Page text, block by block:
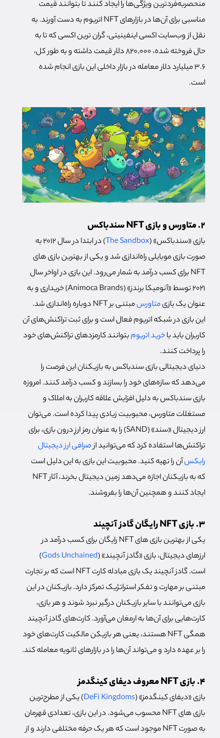
منحصر‌به‌فردترین ویژگی‌ها را ایجاد کنند تا بتوانند قیمت
مناسبی برای آ‌ن‌ها در بازارهای NFT اتریوم به دست آورند. به
نقل از وب‌‌سایت اکسی اینفینیتی، گران ترین اکسی که تا به
حال فروخته شده، 820,000 دلار قیمت داشته و به طور کل،
3.6 میلیارد دلار معامله در بازار داخلی این بازی انجام شده
است.
2. متاورس و بازی NFT سندباکس
بازی «سندباکس» (The Sandbox
) در ابتدا در سال 2012 به
صورت بازی موبایلی راه‌اندازی شد و یکی از بهترین بازی های
NFT برای کسب درآمد به شمار می‌رود. این بازی در اواخر سال
2021 توسط «آنومیکا برندز» (Animoca Brands) خریداری و به
عنوان یک بازیمتاورس
مبتنی بر NFT دوباره راه‌اندازی شد.
این بازی در شبکه اتریوم فعال است و برای ثبت تراکنش‌های آن
کاربران باید باخرید اتریوم بتوانند کارمزدهای تراکنش‌های خود
را پرداخت کنند.
دنیای دیجیتالی بازی سندباکس به بازیکنان این فرصت را
می‌دهد که سازه‌های خود را بسازند و کسب درآمد کنند. امروزه
بازی سندباکس به دلیل افزایش علاقه کاربران به املاک و
مستغلات متاورس، محبوبیت زیادی پیدا کرده است. می‌توان
ارز دیجیتال «سند» (SAND) را به عنوان رمز ارزِ درون بازی، برای
تراکنش‌ها استفاده کرد که می‌توانید ازصرافی ارز دیجیتال
رابکسآن را تهیه کنید. محبوبیت این بازی به این دلیل است
که به بازیکنان اجازه می‌دهد زمین دیجیتال بخرند، آثار NFT
ایجاد کنند و همچنین آن‌ها را بفروشند.
3. بازی NFT رایگان گادز آنچیند
یکی از بهترین بازی های NFT رایگان برای کسب درآمد در
ارزهای دیجیتال، بازی «گادز آنچیند» (Gods Unchained
)
است. گادز آنچیند یک بازی مبادله کارت NFT است که بر تجارت
مبتنی بر مهارت و تفکر استراتژیک تمرکز دارد. بازیکنان در این
بازی می‌توانند با سایر بازیکنان درگیر نبرد شوند و هر بازی،
کارت‌هایی برای آن‌ها به ارمغان می‌آورد. کارت‌های گادز آنچیند
همگی NFT هستند، یعنی هر بازیکن مالکیت کارت‌های خود
را بر عهده دارد و می‌تواند آن‌ها را در بازارهای ثانویه معامله کند.
4. بازی NFT معروف دیفای کینگدمز
بازی «دیفای کینگدمز» (DeFi Kingdoms) یکی از مطرح‌ترین
بازی های NFT محسوب می‌شود. در این بازی،‌ تعدادی قهرمان
به صورت NFT موجود است که هر یک حرفه مختلفی دارند و از